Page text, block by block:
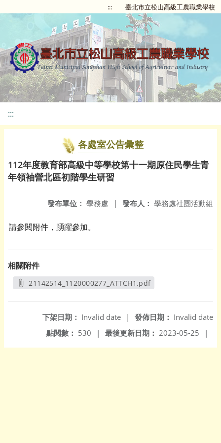
::: 臺北市立松山高級工農職業學校
:::
各處室公告彙整
112年度教育部高級中等學校第十一期原住民學生青
年領袖營北區初階學生研習
發布人： 學務處社團活動組
發布單位： 學務處 |
請參閱附件，踴躍參加。
相關附件
21142514_1120000277_ATTCH1.pdf
發佈日期： Invalid date
下架日期： Invalid date
|
最後更新日期： 2023-05-25 |
點閱數： 530 |